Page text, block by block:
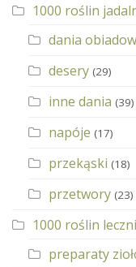
1000 roślin
dania
desery (29)
inne dania (39)
napóje (17)
przekąski (18)
przetwory (23)
1000 roślin
preparaty